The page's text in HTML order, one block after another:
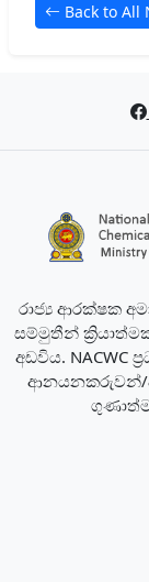
Back to All
රාජ්‍ය ආරක්ෂක
සම්මුතීන්
අඩවිය.
ආනයනකරුවන්/